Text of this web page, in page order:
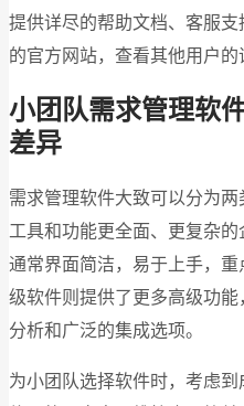
提供详尽的帮助文档、客服
的官方网站，查看其他用户的
小团队需求管理软
差异
需求管理软件大致可以分为
工具和功能更全面、更复杂
通常界面简洁，易于上手，
级软件则提供了更多高级功
分析和广泛的集成选项。
为小团队选择软件时，考虑